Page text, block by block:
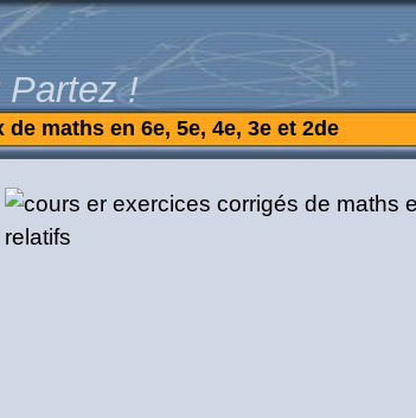
Partez !
maths en 6e, 5e, 4e, 3e et 2de